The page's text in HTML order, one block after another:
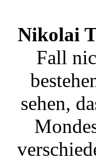
Nikolai
Fall
sehen,